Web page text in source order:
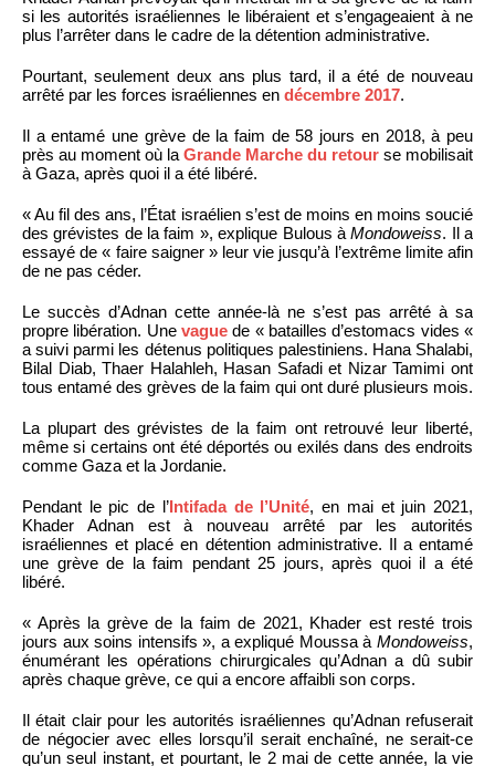
si les autorités israéliennes le libéraient et s’engageaient à ne
plus l’arrêter dans le cadre de la détention administrative.
Pourtant, seulement deux ans plus tard, il a été de nouveau
arrêté par les forces israéliennes en décembre 2017.
Il a entamé une grève de la faim de 58 jours en 2018, à peu
près au moment où la Grande Marche du retour se mobilisait
à Gaza, après quoi il a été libéré.
« Au fil des ans, l’État israélien s’est de moins en moins soucié
des grévistes de la faim », explique Bulous àMondoweiss. Il a
essayé de « faire saigner » leur vie jusqu’à l’extrême limite afin
de ne pas céder.
Le succès d’Adnan cette année-là ne s’est pas arrêté à sa
propre libération. Une vague de « batailles d’estomacs vides «
a suivi parmi les détenus politiques palestiniens. Hana Shalabi,
Bilal Diab, Thaer Halahleh, Hasan Safadi et Nizar Tamimi ont
tous entamé des grèves de la faim qui ont duré plusieurs mois.
La plupart des grévistes de la faim ont retrouvé leur liberté,
même si certains ont été déportés ou exilés dans des endroits
comme Gaza et la Jordanie.
Pendant le pic de l’Intifada de l’Unité, en mai et juin 2021,
Khader Adnan est à nouveau arrêté par les autorités
israéliennes et placé en détention administrative. Il a entamé
une grève de la faim pendant 25 jours, après quoi il a été
libéré.
« Après la grève de la faim de 2021, Khader est resté trois
jours aux soins intensifs », a expliqué Moussa à Mondoweiss,
énumérant les opérations chirurgicales qu’Adnan a dû subir
après chaque grève, ce qui a encore affaibli son corps.
Il était clair pour les autorités israéliennes qu’Adnan refuserait
de négocier avec elles lorsqu’il serait enchaîné, ne serait-ce
qu’un seul instant, et pourtant, le 2 mai de cette année, la vie